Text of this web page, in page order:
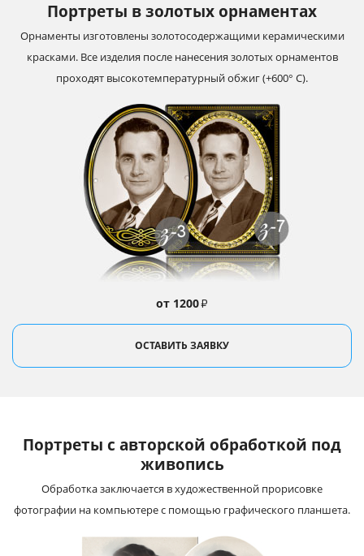
Портреты в золотых орнаментах
от 1200₽
Орнаменты изготовлены золотосодержащими керамическими
красками. Все изделия после нанесения золотых орнаментов
проходят высокотемпературный обжиг (+600° С).
ОСТАВИТЬ ЗАЯВКУ
Портреты с авторской обработкой под
живопись
Обработка заключается в художественной прорисовке
фотографии на компьютере с помощью графического планшета.